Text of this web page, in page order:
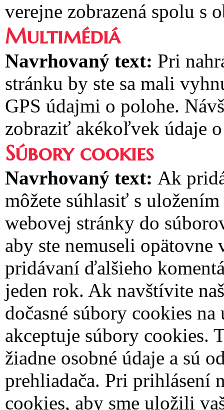
verejne zobrazená spolu s
Multimédiá
Navrhovaný text: Pri
stránku by ste sa mali
GPS údajmi o polohe.
zobraziť akékoľvek údaje
Súbory cookies
Navrhovaný text: Ak
môžete súhlasiť s
webovej stránky do
aby ste nemuseli
pridávaní ďalšieho
jeden rok. Ak navštívite
dočasné súbory cookies
akceptuje súbory cookies.
žiadne osobné údaje a sú
prehliadača. Pri prihlásení
cookies, aby sme uložili